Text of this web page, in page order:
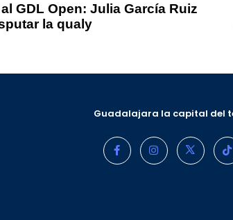
GDL Open: Julia García Ruiz
la qualy
Guadalajara la capital del